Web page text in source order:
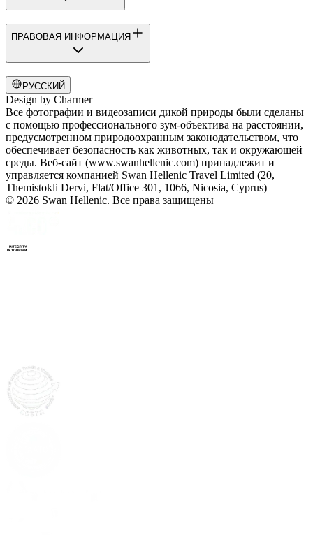
ПРАВОВАЯ ИНФОРМАЦИЯ
РУССКИЙ
Design by Charmer
Все фотографии и видеозаписи дикой природы были сделаны
с помощью профессионального зум-объектива на расстоянии,
предусмотренном природоохранным законодательством, что
обеспечивает безопасность как животных, так и окружающей
среды. Веб-сайт (www.swanhellenic.com) принадлежит и
управляется компанией Swan Hellenic Travel Limited (20,
Themistokli Dervi, Flat/Office 301, 1066, Nicosia, Cyprus)
© 2026 Swan Hellenic. Все права защищены